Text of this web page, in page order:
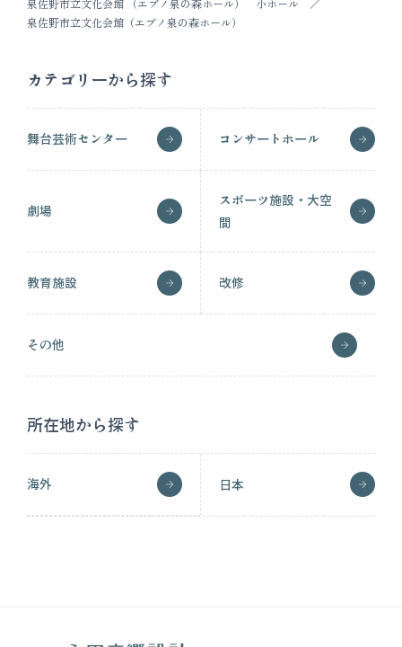
泉佐野市立文化会館（エブノ泉の森ホール）
カテゴリーから探す
舞台芸術センター コンサートホール
劇場
スポーツ施設・大空
間
教育施設 改修
その他
所在地から探す
海外 日本